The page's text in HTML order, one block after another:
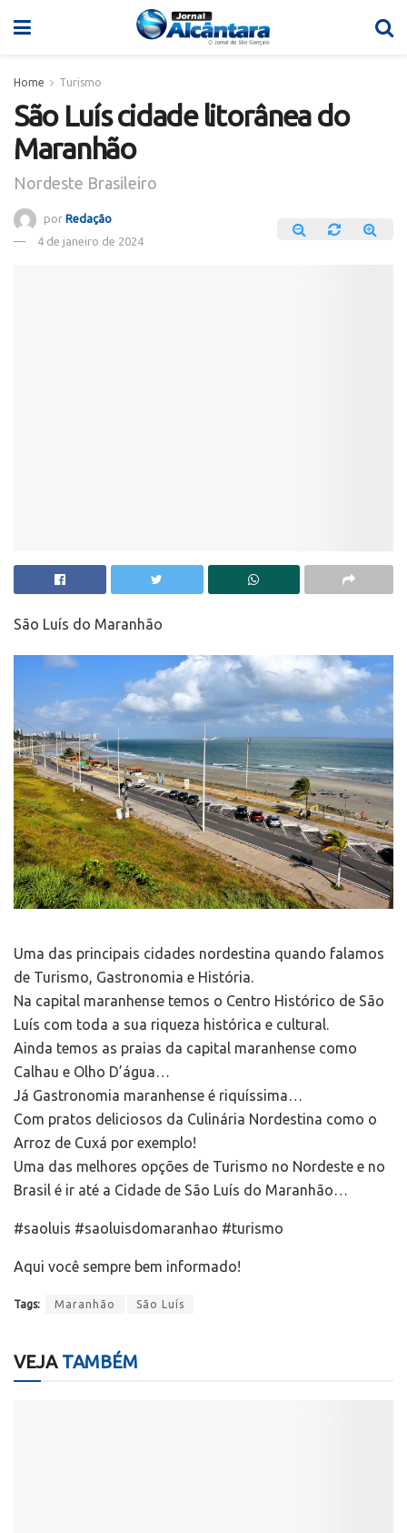
Home Turismo
São Luís cidade litorânea do
Maranhão
Nordeste Brasileiro
por Redação
4 de janeiro de 2024
São Luís do Maranhão
Uma das principais cidades nordestina quando falamos
de Turismo, Gastronomia e História.
Na capital maranhense temos o Centro Histórico de São
Luís com toda a sua riqueza histórica e cultural.
Ainda temos as praias da capital maranhense como
Calhau e Olho D’água…
Já Gastronomia maranhense é riquíssima…
Com pratos deliciosos da Culinária Nordestina como o
Arroz de Cuxá por exemplo!
Uma das melhores opções de Turismo no Nordeste e no
Brasil é ir até a Cidade de São Luís do Maranhão…
#saoluis #saoluisdomaranhao #turismo
Aqui você sempre bem informado!
Tags: Maranhão São Luís
VEJATAMBÉM